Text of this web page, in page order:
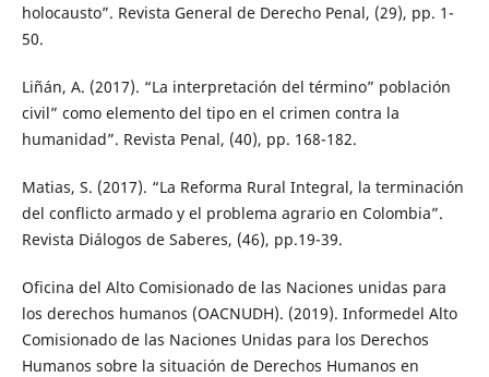
holocausto”. Revista General de Derecho Penal, (29), pp. 1-
50.
Liñán, A. (2017). “La interpretación del término” población
civil” como elemento del tipo en el crimen contra la
humanidad”. Revista Penal, (40), pp. 168-182.
Matias, S. (2017). “La Reforma Rural Integral, la terminación
del conflicto armado y el problema agrario en Colombia”.
Revista Diálogos de Saberes, (46), pp.19-39.
Oficina del Alto Comisionado de las Naciones unidas para
los derechos humanos (OACNUDH). (2019). Informedel Alto
Comisionado de las Naciones Unidas para los Derechos
Humanos sobre la situación de Derechos Humanos en